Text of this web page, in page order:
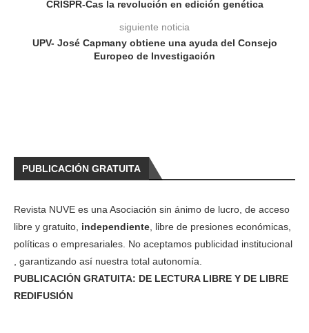
CRISPR-Cas la revolución en edición genética
siguiente noticia
UPV- José Capmany obtiene una ayuda del Consejo
Europeo de Investigación
PUBLICACIÓN GRATUITA
Revista NUVE es una Asociación sin ánimo de lucro, de acceso
libre y gratuito, independiente , libre de presiones económicas,
políticas o empresariales. No aceptamos publicidad institucional
, garantizando así nuestra total autonomía.
PUBLICACIÓN GRATUITA: DE LECTURA LIBRE Y DE LIBRE
REDIFUSIÓN